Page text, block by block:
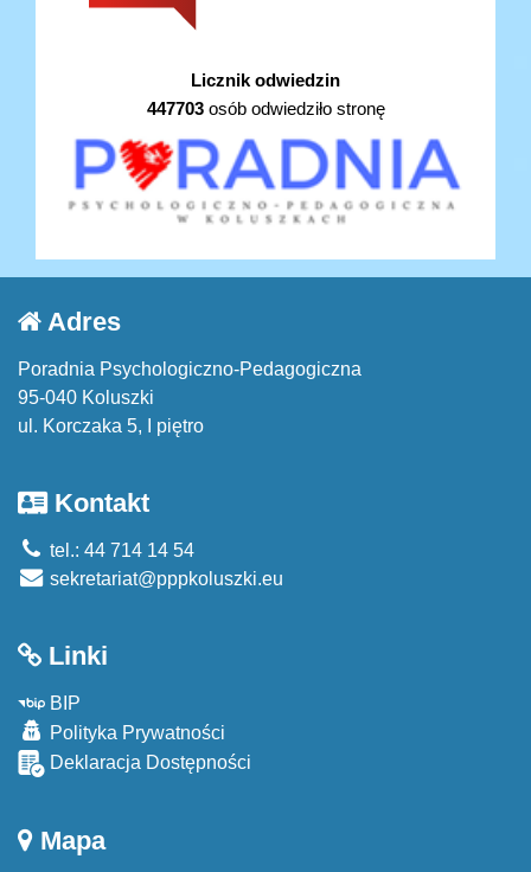
Licznik odwiedzin
447703osób odwiedziło stronę
Adres
Poradnia Psychologiczno-Pedagogiczna
95-040 Koluszki
ul. Korczaka 5, I piętro
Kontakt
tel.: 44 714 14 54
sekretariat@pppkoluszki.eu
Linki
BIP
Polityka Prywatności
Deklaracja Dostępności
Mapa